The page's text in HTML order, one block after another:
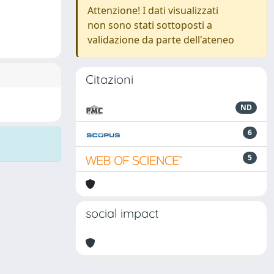
Attenzione! I dati visualizzati
non sono stati sottoposti a
validazione da parte dell'ateneo
Citazioni
ND
6
5
social impact